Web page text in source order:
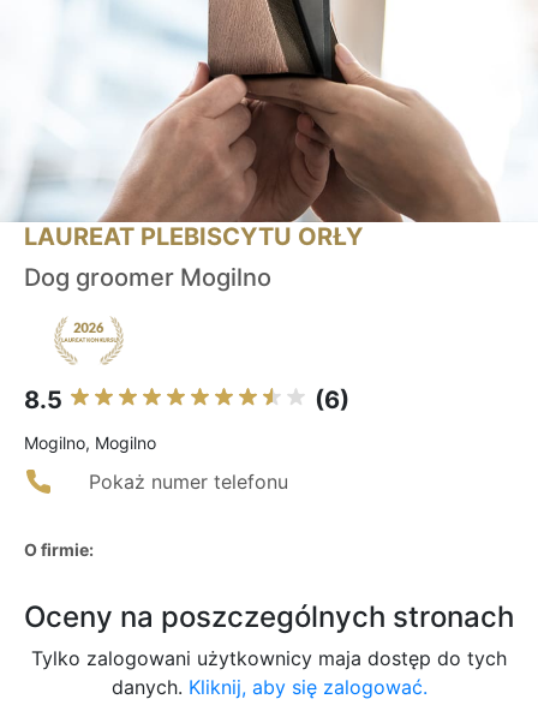
LAUREAT PLEBISCYTU ORŁY
Dog groomer Mogilno
8.5 (6)
Mogilno, Mogilno
Pokaż numer telefonu
O firmie:
Oceny na poszczególnych stronach
Tylko zalogowani użytkownicy maja dostęp do tych
danych. Kliknij, aby się zalogować.